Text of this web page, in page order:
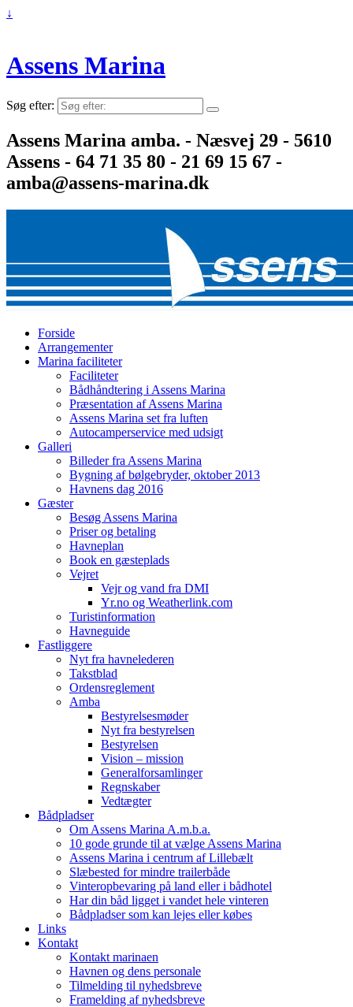
↓
Assens Marina
Søg efter:
Assens Marina amba. - Næsvej 29 - 5610
Assens - 64 71 35 80 - 21 69 15 67 -
amba@assens-marina.dk
Forside
Arrangementer
Marina faciliteter
Faciliteter
Bådhåndtering i Assens Marina
Præsentation af Assens Marina
Assens Marina set fra luften
Autocamperservice med udsigt
Galleri
Billeder fra Assens Marina
Bygning af bølgebryder, oktober 2013
Havnens dag 2016
Gæster
Besøg Assens Marina
Priser og betaling
Havneplan
Book en gæsteplads
Vejret
Vejr og vand fra DMI
Yr.no og Weatherlink.com
Turistinformation
Havneguide
Fastliggere
Nyt fra havnelederen
Takstblad
Ordensreglement
Amba
Bestyrelsesmøder
Nyt fra bestyrelsen
Bestyrelsen
Vision – mission
Generalforsamlinger
Regnskaber
Vedtægter
Bådpladser
Om Assens Marina A.m.b.a.
10 gode grunde til at vælge Assens Marina
Assens Marina i centrum af Lillebælt
Slæbested for mindre trailerbåde
Vinteropbevaring på land eller i bådhotel
Har din båd ligget i vandet hele vinteren
Bådpladser som kan lejes eller købes
Links
Kontakt
Kontakt marinaen
Havnen og dens personale
Tilmelding til nyhedsbreve
Framelding af nyhedsbreve